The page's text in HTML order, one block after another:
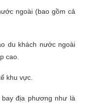
ngoài (bao gồm cả
du khách nước ngoài
cao.
khu vực.
địa phương như là